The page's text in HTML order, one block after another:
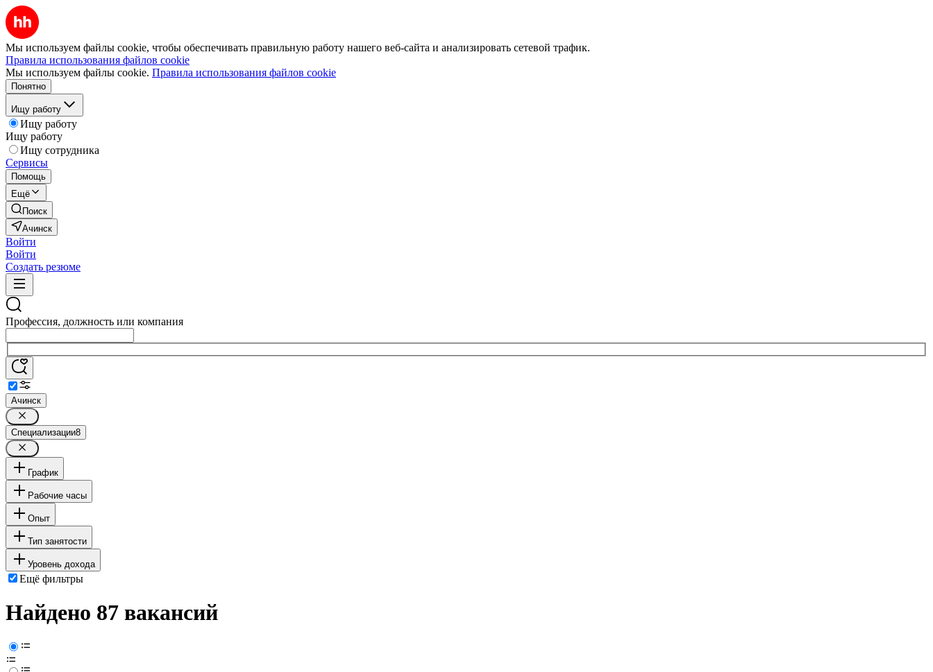
Мы используем файлы cookie, чтобы обеспечивать правильную работу нашего веб-сайта и анализировать сетевой трафик.
Правила использования файлов cookie
Мы используем файлы cookie. Правила использования файлов cookie
Понятно
Ищу работу
Ищу работу
Ищу работу
Ищу сотрудника
Сервисы
Помощь
Ещё
Поиск
Ачинск
Войти
Войти
Создать резюме
Профессия, должность или компания
Ачинск
Специализации8
График
Рабочие часы
Опыт
Тип занятости
Уровень дохода
Ещё фильтры
Найдено 87 вакансий